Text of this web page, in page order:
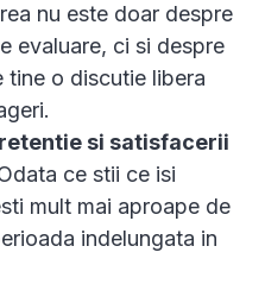
nu este doar despre
evaluare, ci si despre
tine o discutie libera
si satisfacerii
ce stii ce isi
mult mai aproape de
indelungata in